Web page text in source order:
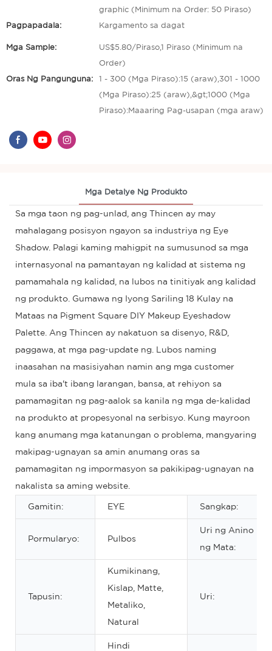
graphic (Minimum na Order: 50 Piraso)
Pagpapadala: Kargamento sa dagat
Mga Sample: US$5.80/Piraso,1 Piraso (Minimum na
Order)
Oras Ng Pangunguna: 1 - 300 (Mga Piraso):15 (araw),301 - 1000
(Mga Piraso):25 (araw),&gt;1000 (Mga
Piraso):Maaaring Pag-usapan (mga araw)
Mga Detalye Ng Produkto
Sa mga taon ng pag-unlad, ang Thincen ay may
mahalagang posisyon ngayon sa industriya ng Eye
Shadow. Palagi kaming mahigpit na sumusunod sa mga
internasyonal na pamantayan ng kalidad at sistema ng
pamamahala ng kalidad, na lubos na tinitiyak ang kalidad
ng produkto. Gumawa ng Iyong Sariling 18 Kulay na
Mataas na Pigment Square DIY Makeup Eyeshadow
Palette. Ang Thincen ay nakatuon sa disenyo, R&D,
paggawa, at mga pag-update ng. Lubos naming
inaasahan na masisiyahan namin ang mga customer
mula sa iba't ibang larangan, bansa, at rehiyon sa
pamamagitan ng pag-aalok sa kanila ng mga de-kalidad
na produkto at propesyonal na serbisyo. Kung mayroon
kang anumang mga katanungan o problema, mangyaring
makipag-ugnayan sa amin anumang oras sa
pamamagitan ng impormasyon sa pakikipag-ugnayan na
nakalista sa aming website.
Gamitin: EYE Sangkap:
Pormularyo: Pulbos
Uri ng Anino
ng Mata:
Tapusin:
Kumikinang,
Kislap, Matte,
Metaliko,
Natural
Uri:
Hindi